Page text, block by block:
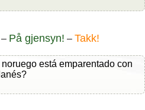
– På gjensyn! – Takk!
está emparentado con